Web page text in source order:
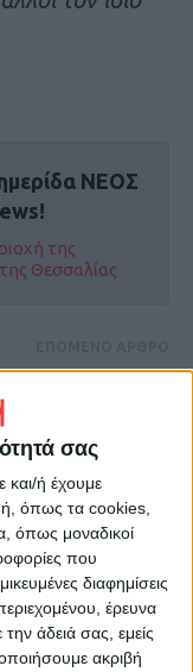
σας
και/ή έχουμε
όπως τα cookies,
όπως μοναδικοί
που
διαφημίσεις
έρευνα
άδειά σας, εμείς
ακριβή
ΝΕΟΣ
της
Θεσσαλίας
στην Ευξεινούπολη
σημαδιακό ματς
την καταστροφή!